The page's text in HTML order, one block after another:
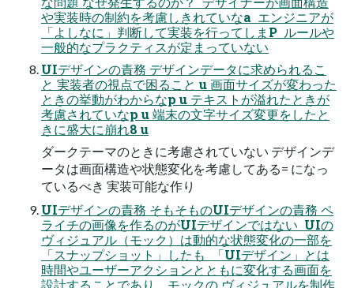
や実装時の制約を考慮しきれていなa  エンジニアが
「よしなに」判断して実装を行ってしまP  ルールや
一般的なプラクティスが定まっていない
UIデザインの責務 デザインデータに求められるこ
と 実装者の視点で困ること u 画面サイズが変わった
ときの挙動がわからなp u テキストが溢れたときが
考慮されていなp u 端末の文字サイズ変更をしたと
きに盛大に崩れ8 u
ダークテーマのときに考慮されていない デザインデ
ータは画面構造や状態変化を考慮してある= になっ
ているべき 実装可能な作り
UIデザインの責務 そもそものUIデザインの責務 ペ
ライチの画像を作るのがUIデザインではない  UIの
ヴィジュアル（モック）は動的な状態変化の一部を
「スナップショット」したも  「UIデザイン」とは
時間やユーザーアクションとともに変化する画面を
設計することであり、モックの ヴィジュアルを制作